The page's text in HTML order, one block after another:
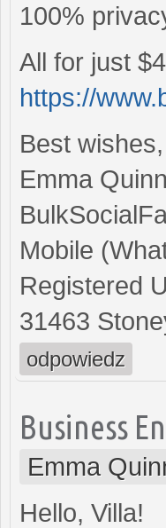
100%
All for just
https://
Best wishes,
Emma
Mobile
Registered
31463
odpowiedz
Business
Emma
Hello, Villa!